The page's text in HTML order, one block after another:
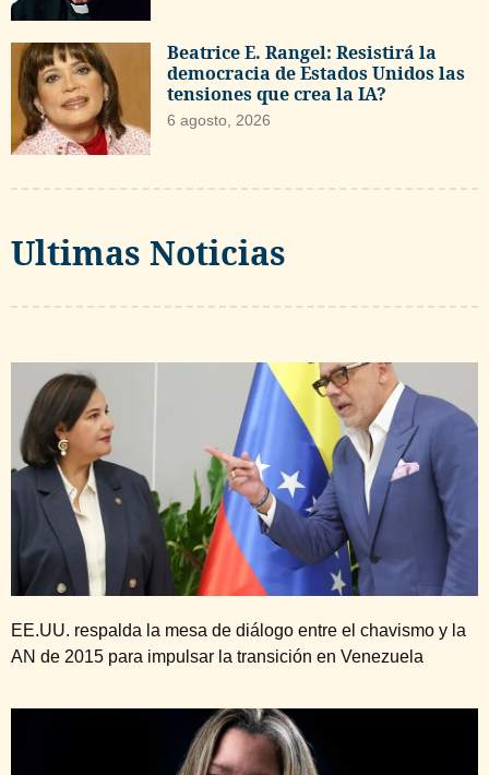
Beatrice E. Rangel: Resistirá la
democracia de Estados Unidos las
tensiones que crea la IA?
6 agosto, 2026
Ultimas Noticias
EE.UU. respalda la mesa de diálogo entre el chavismo y la
AN de 2015 para impulsar la transición en Venezuela